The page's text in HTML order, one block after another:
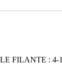
FILANTE : 4-1